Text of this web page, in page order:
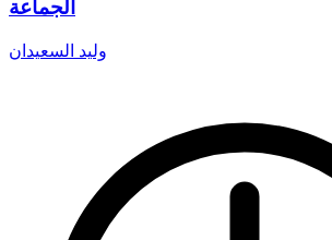
الجماعة
وليد السعيدان